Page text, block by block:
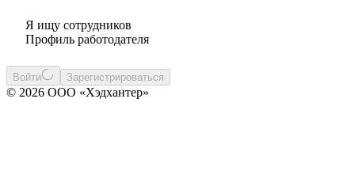
Я ищу сотрудников
Профиль работодателя
Войти Зарегистрироваться
© 2026 ООО «Хэдхантер»